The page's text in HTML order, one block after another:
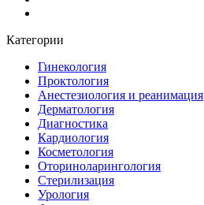
Категории
Гинекология
Проктология
Анестезиология и реанимация
Дерматология
Диагностика
Кардиология
Косметология
Оториноларингология
Стерилизация
Урология